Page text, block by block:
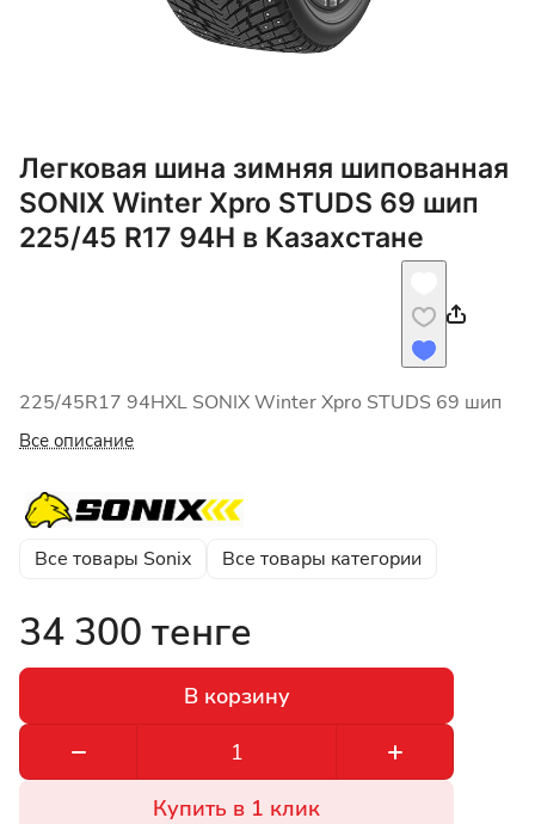
Легковая шина зимняя шипованная
SONIX Winter Xpro STUDS 69 шип
225/45 R17 94H в Казахстане
225/45R17 94HXL SONIX Winter Xpro STUDS 69 шип
Все описание
Все товары Sonix Все товары категории
34 300 тенге
В корзину
Купить в 1 клик